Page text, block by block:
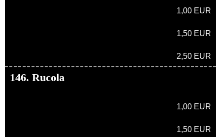
1,00 EUR
1,50 EUR
2,50 EUR
146. Rucola
1,00 EUR
1,50 EUR